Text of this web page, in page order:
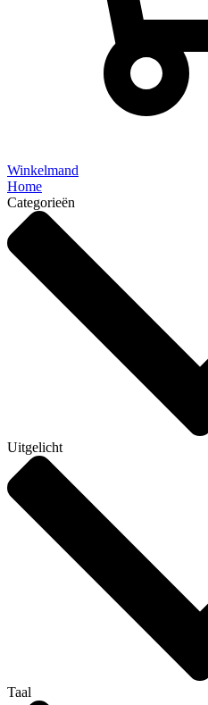
Winkelmand
Home
Categorieën
Uitgelicht
Taal